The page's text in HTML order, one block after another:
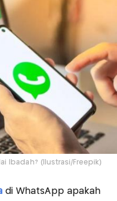
Ibadah? (Ilustrasi/Freepik)
di WhatsApp apakah